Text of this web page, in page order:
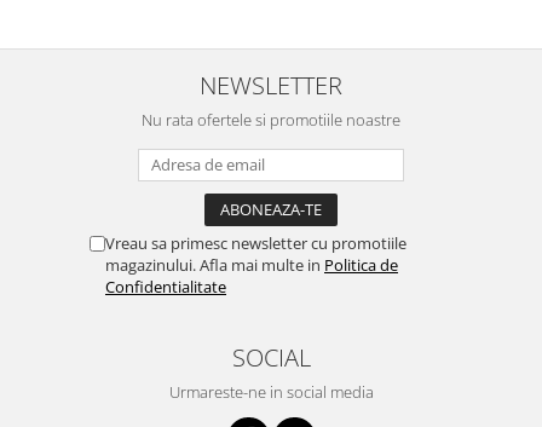
NEWSLETTER
Nu rata ofertele si promotiile noastre
Vreau sa primesc newsletter cu promotiile
magazinului. Afla mai multe in Politica de
Confidentialitate
SOCIAL
Urmareste-ne in social media